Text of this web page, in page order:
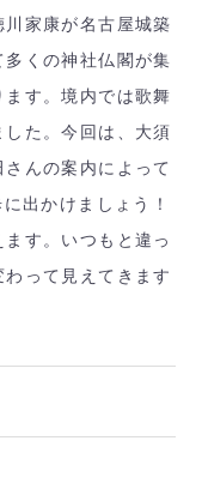
家康が名古屋城築
くの神社仏閣が集
す。境内では歌舞
た。今回は、大須
んの案内によって
出かけましょう！
す。いつもと違っ
って見えてきます